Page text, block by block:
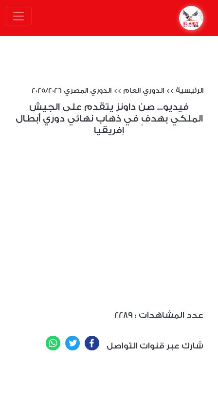
الرئيسية >> الدوري العام >> الدوري المصري 2025/2026
فيديو... صن داونز يتقدم على الجيش
الملكي بهدفٍ في ذهاب نهائي دوري أبطال
إفريقيا
2289 : عدد المشاهدات
شارك عبر قنوات التواصل Facebook
Twitter